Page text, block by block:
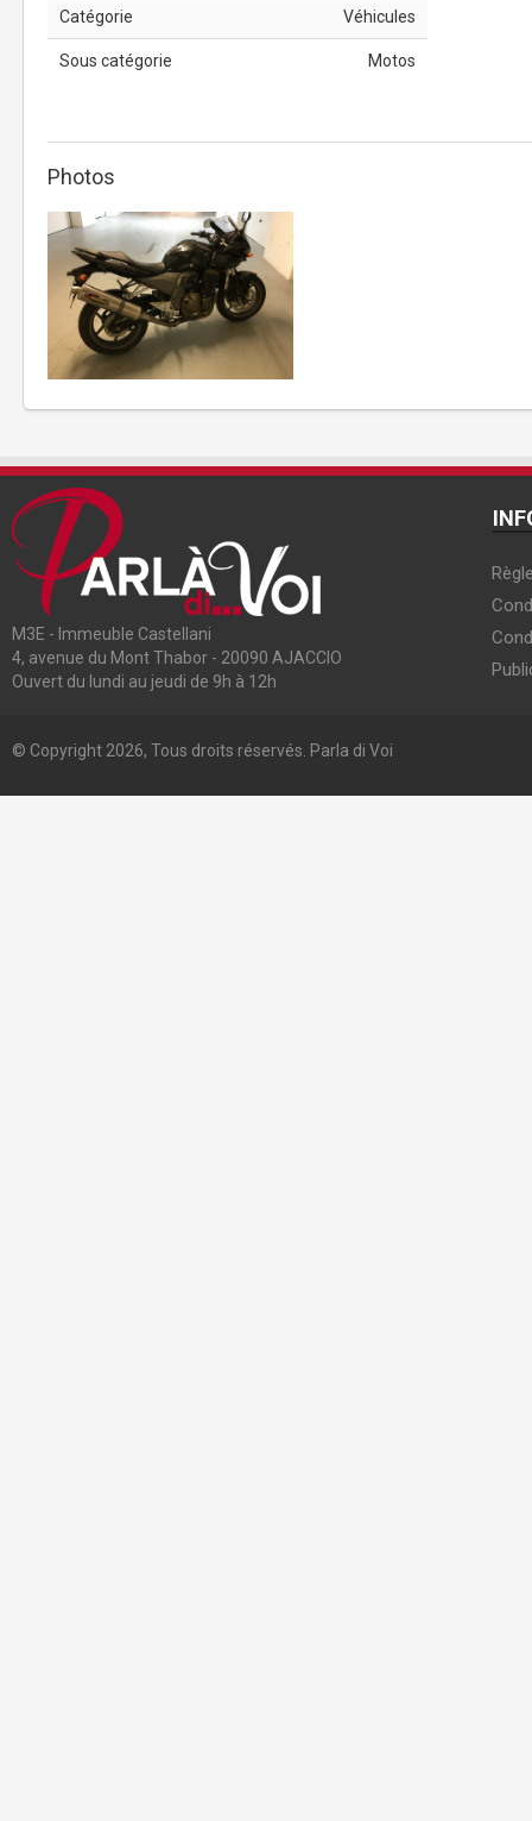
Catégorie Véhicules
Sous catégorie Motos
Photos
M3E - Immeuble Castellani
4, avenue du Mont Thabor - 20090 AJACCIO
Ouvert du lundi au jeudi de 9h à 12h
© Copyright 2026, Tous droits réservés. Parla di Voi